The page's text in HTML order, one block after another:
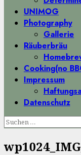
UNIMOG
Photography
Gallerie
Räuberbräu
Cooking(no
Impressum
Datenschutz
Suchen